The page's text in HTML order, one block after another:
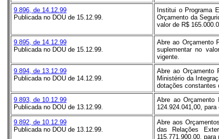
9.896, de 14.12.99
Publicada no DOU de 15.12.99.
Institui o Programa
Orçamento da
valor de R$
9.895, de 14.12.99
Publicada no DOU de 15.12.99.
Abre ao Orçamento
suplementar no
vigente.
9.894, de 13.12.99
Publicada no DOU de 14.12.99.
Abre ao Orçamento
Ministério da
dotações constantes
9.893, de 10.12.99
Publicada no DOU de 13.12.99.
Abre ao
124.924.041,00,
9.892, de 10.12.99
Publicada no DOU de 13.12.99.
Abre aos
das Relações
115.771.900,00,